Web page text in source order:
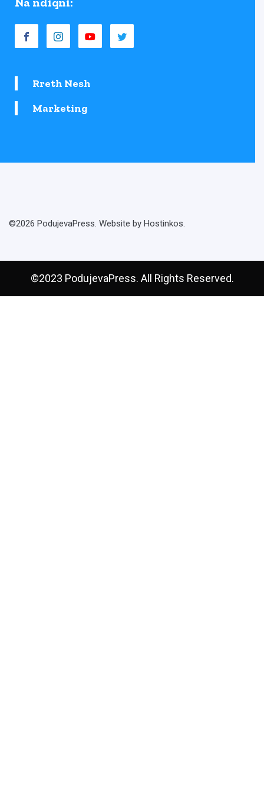
Rreth Nesh
Marketing
©2026 PodujevaPress. Website by Hostinkos.
©2023 PodujevaPress. All Rights Reserved.